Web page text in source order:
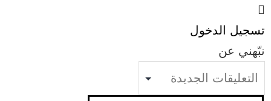
تسجيل الدخول
نبّهني عن